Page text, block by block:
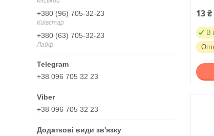
+380 (96) 705-32-23
Київстар
+380 (63) 705-32-23
Лайф
+38 096 705 32 23
+38 096 705 32 23
13 ₴
В